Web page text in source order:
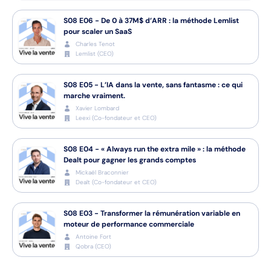
S08 E06 - De 0 à 37M$ d’ARR : la méthode Lemlist
pour scaler un SaaS
Charles Tenot
Lemlist (CEO)
S08 E05 - L’IA dans la vente, sans fantasme : ce qui
marche vraiment.
Xavier Lombard
Leexi (Co-fondateur et CEO)
S08 E04 - « Always run the extra mile » : la méthode
Dealt pour gagner les grands comptes
Mickaël Braconnier
Dealt (Co-fondateur et CEO)
S08 E03 - Transformer la rémunération variable en
moteur de performance commerciale
Antoine Fort
Qobra (CEO)